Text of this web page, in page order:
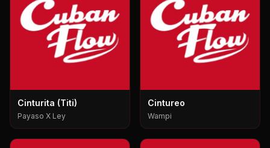
Cinturita (Titi)
Payaso X Ley
Cintureo
Wampi